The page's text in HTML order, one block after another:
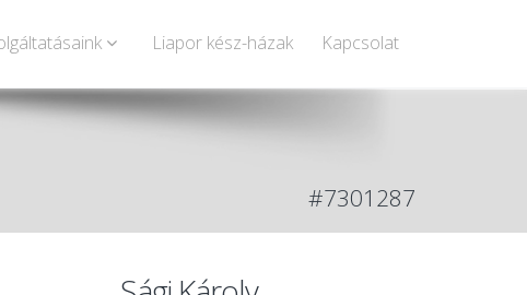
Liapor kész-házak Kapcsolat
#7301287